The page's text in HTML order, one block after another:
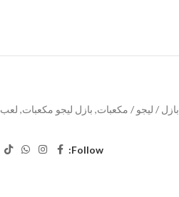
بازل / ليجو / مكعبات, بازل ليجو مكعبات, لعب
Follow: